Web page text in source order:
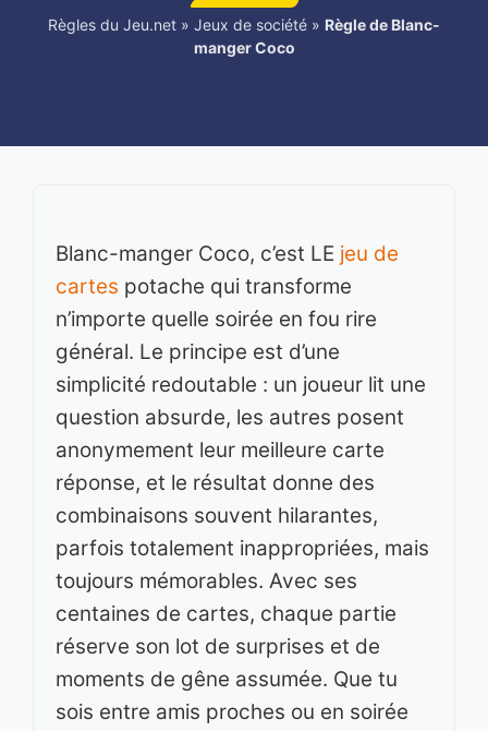
Règles du Jeu.net » Jeux de société » Règle de Blanc-
manger Coco
Blanc-manger Coco, c’est LE jeu de
cartes potache qui transforme
n’importe quelle soirée en fou rire
général. Le principe est d’une
simplicité redoutable : un joueur lit une
question absurde, les autres posent
anonymement leur meilleure carte
réponse, et le résultat donne des
combinaisons souvent hilarantes,
parfois totalement inappropriées, mais
toujours mémorables. Avec ses
centaines de cartes, chaque partie
réserve son lot de surprises et de
moments de gêne assumée. Que tu
sois entre amis proches ou en soirée